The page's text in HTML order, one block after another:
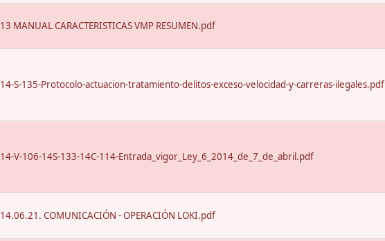
13 MANUAL CARACTERISTICAS VMP RESUMEN.pdf
14-S-135-Protocolo-actuacion-tratamiento-delitos-exceso-velocidad-y-carreras-ilegales.pdf
14-V-106-14S-133-14C-114-Entrada_vigor_Ley_6_2014_de_7_de_abril.pdf
14.06.21. COMUNICACIÓN - OPERACIÓN LOKI.pdf